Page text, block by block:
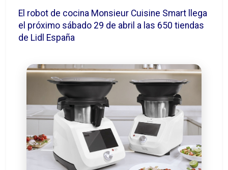
El robot de cocina Monsieur Cuisine Smart llega
el próximo sábado 29 de abril a las 650 tiendas
de Lidl España